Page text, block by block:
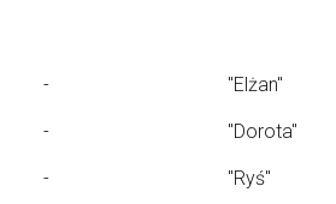
- "Elżan"
- "Dorota"
- "Ryś"